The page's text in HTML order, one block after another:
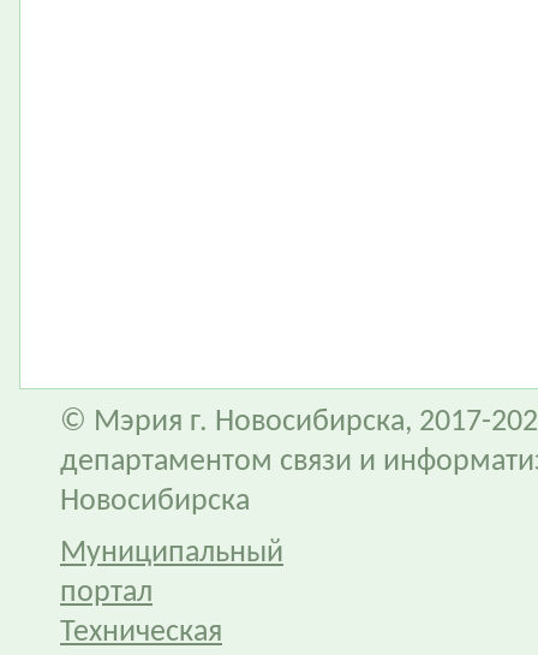
© Мэрия г. Новосибирска, 2017-
департаментом связи и
Новосибирска
Муниципальный
портал
Техническая